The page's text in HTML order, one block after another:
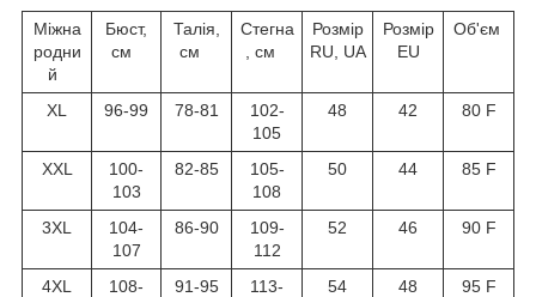
Міжна
родни
й
Бюст,
см
Талія,
см
Стегна
, см
Розмір
RU, UA
Розмір
EU
Об'єм
XL 96-99 78-81
102-
105
48 42 80 F
XXL
100-
103
82-85
105-
108
50 44 85 F
3XL
104-
107
86-90
109-
112
52 46 90 F
4XL
108-
91-95
113-
54 48 95 F